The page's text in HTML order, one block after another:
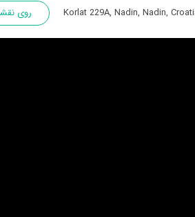
Korlat 229A, Nadin, Nadin, روی